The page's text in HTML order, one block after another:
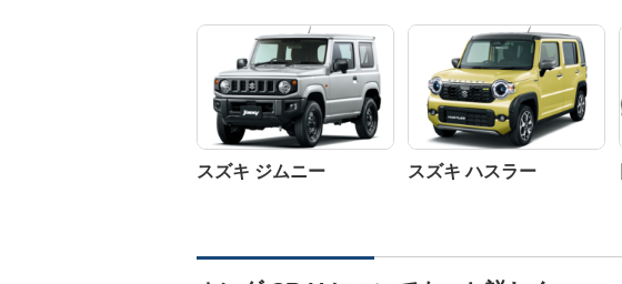
スズキ ジムニー スズキ ハスラー